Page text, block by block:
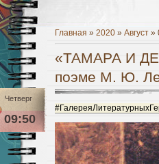
Главная » 2020 » Август »
«ТАМАРА И
поэме М. Ю.
Четверг
09:50